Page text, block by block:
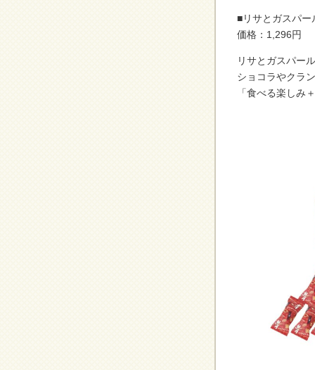
■リサとガスパー
価格：1,296円
リサとガスパー
ショコラやクラ
「食べる楽しみ